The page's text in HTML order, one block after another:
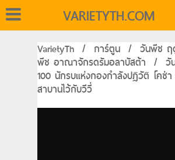
VARIETYTH.COM
VarietyTh / การ์ตูน / วันพีช ฤ
พีช อาณาจักรดรัมอลาบัสต้า / วั
100 นักรบแห่งกองกำลังปฏิวัติ โคซ่
สาบานไว้กับวีวี่